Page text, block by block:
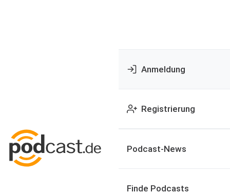
Anmeldung
Registrierung
Podcast-News
Finde Podcasts